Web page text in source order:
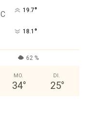
C 19.7°
18.1 °
62 %
MO.
34°
DI.
25°